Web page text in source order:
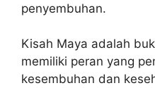
penyembuhan.
Kisah Maya adalah
memiliki peran yang
kesembuhan dan